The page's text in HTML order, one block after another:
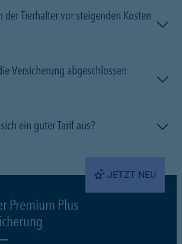
der Tierhalter vor steigenden Kosten
Versicherung abgeschlossen
ein guter Tarif aus?
JETZT NEU
Premium Plus